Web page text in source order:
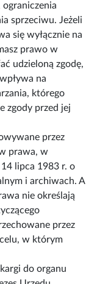
sprzeciwu. Jeżeli
się wyłącznie na
prawo w
udzieloną zgodę,
na
którego
zgody przed jej
przez
prawa, w
lipca 1983 r. o
i archiwach. A
nie określają
przez
w którym
do organu